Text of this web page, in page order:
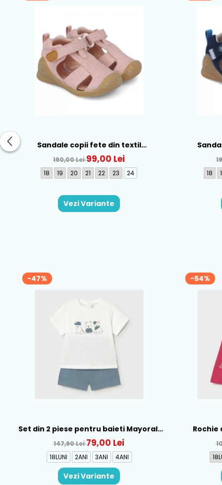
Sandale copii fete din textil
Biomecanics, Roz - 252181-B032
190,00 Lei99,00 Lei
18 19 20 21 22 23 24
Vezi Variante
18
-47%
Set din 2 piese pentru baieti Mayoral,
Alb-Albastru - 1665-31
147,90 Lei79,00 Lei
18LUNI 2ANI 3ANI 4ANI
Vezi Variante
-54%